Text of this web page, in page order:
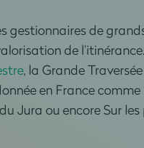
gestionnaires de
de l’itinérance.
, la Grande
en France
Jura ou encore Sur